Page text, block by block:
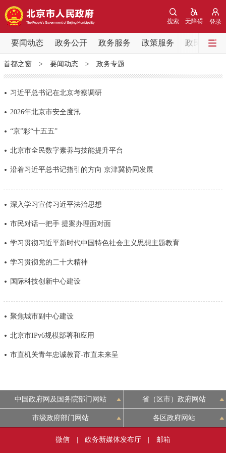
登录
无障碍
搜索
要闻动态 政务公开 政务服务 政策服务 政民互动
要闻动态
党中央精神 国务院信息
北京要闻 会议信息
各区热点
政务公开
政策兑现 政策解读
决策公开 专题公开
政务服务
便民服务
中介服务 阳光政务
12345网上接诉即办 我要咨询 我要建议
首都之窗> 要闻动态> 政务专题
习近平总书记在北京考察调研
2026年北京市安全度汛
“京”彩“十五五”
北京市全民数字素养与技能提升平台
沿着习近平总书记指引的方向 京津冀协同发展
深入学习宣传习近平法治思想
市民对话一把手 提案办理面对面
学习贯彻习近平新时代中国特色社会主义思想主题教育
学习贯彻党的二十大精神
国际科技创新中心建设
聚焦城市副中心建设
北京市IPv6规模部署和应用
市直机关青年忠诚教育-市直未来呈
中国政府网及国务院部门网站 省（区市）政府网站
市级政府部门网站 各区政府网站
微信 政务新媒体发布厅 邮箱